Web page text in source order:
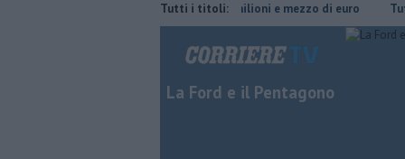
Tutti i titoli:
Grattano e vincono due milioni e mezzo di euro ​Tutte le
La Ford e il Pentagono